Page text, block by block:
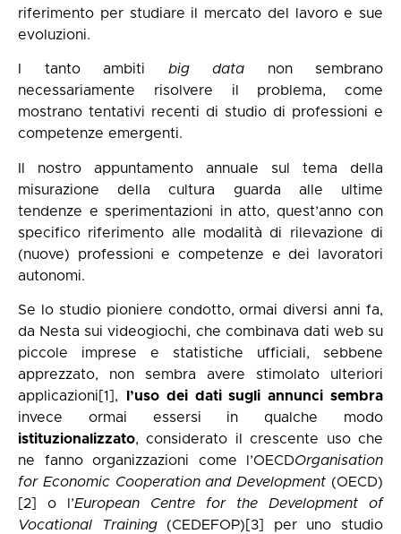
riferimento per studiare il mercato del lavoro e sue
evoluzioni.
I tanto ambiti big data non sembrano
necessariamente risolvere il problema, come
mostrano tentativi recenti di studio di professioni e
competenze emergenti.
Il nostro appuntamento annuale sul tema della
misurazione della cultura guarda alle ultime
tendenze e sperimentazioni in atto, quest’anno con
specifico riferimento alle modalità di rilevazione di
(nuove) professioni e competenze e dei lavoratori
autonomi.
Se lo studio pioniere condotto, ormai diversi anni fa,
da Nesta sui videogiochi, che combinava dati web su
piccole imprese e statistiche ufficiali, sebbene
apprezzato, non sembra avere stimolato ulteriori
applicazioni [1] ,
l’uso dei dati sugli annunci sembra
invece ormai essersi in qualche modo
istituzionalizzato, considerato il crescente uso che
ne fanno organizzazioni come l’OECDOrganisation
for Economic Cooperation and Development (OECD)
[2]
o l’European Centre for the Development of
Vocational Training (CEDEFOP) [3]
per uno studio